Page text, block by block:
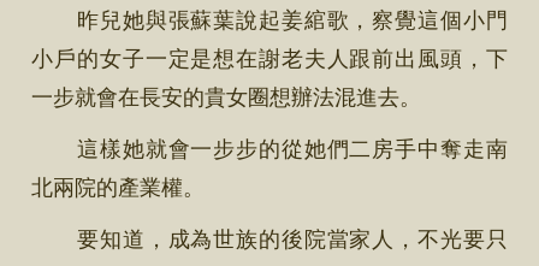
昨兒她與張蘇葉說起姜綰歌，察覺這個小門
小戶的女子一定是想在謝老夫人跟前出風頭，下
一步就會在長安的貴女圈想辦法混進去。
這樣她就會一步步的從她們二房手中奪走南
北兩院的產業權。
要知道，成為世族的後院當家人，不光要只